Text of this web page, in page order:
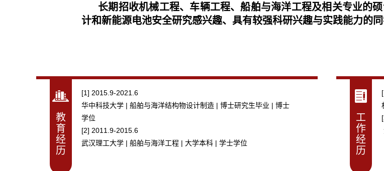
长期招收机械工程、车辆工程、船舶与海洋工程及相关专业的
计和新能源电池安全研究感兴趣、具有较强科研兴趣与实践能力的
教
育
经
历
[1] 2015.9-2021.6
华中科技大学 | 船舶与海洋结构物设计制造 | 博士研究生毕业 | 博士
学位
[2] 2011.9-2015.6
武汉理工大学 | 船舶与海洋工程 | 大学本科 | 学士学位
工
作
经
历